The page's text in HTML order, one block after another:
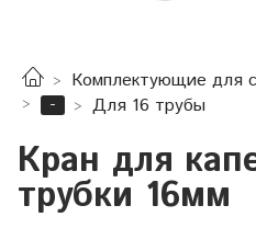
Комплектующие для
-
Для 16 трубы
Кран для
трубки 16мм